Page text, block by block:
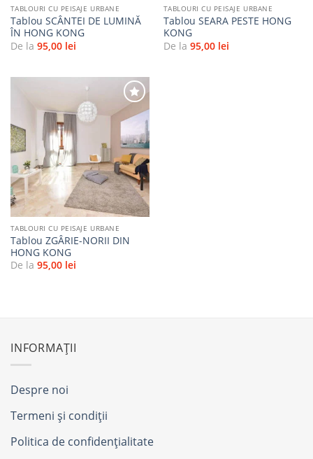
TABLOURI CU PEISAJE URBANE
Tablou SCÂNTEI DE LUMINĂ
ÎN HONG KONG
De la 95,00 lei
TABLOURI CU PEISAJE URBANE
Tablou SEARA PESTE HONG
KONG
De la 95,00 lei
Adaugă
la
favorite
TABLOURI CU PEISAJE URBANE
Tablou ZGÂRIE-NORII DIN
HONG KONG
De la 95,00 lei
INFORMAȚII
Despre noi
Termeni și condiții
Politica de confidențialitate